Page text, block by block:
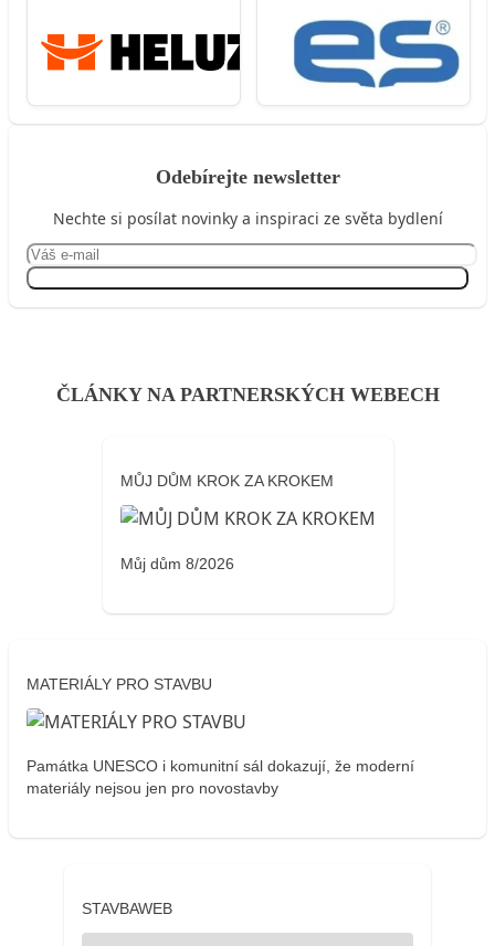
Odebírejte newsletter
Nechte si posílat novinky a inspiraci ze světa bydlení
ČLÁNKY NA PARTNERSKÝCH WEBECH
MŮJ DŮM KROK ZA KROKEM
Můj dům 8/2026
MATERIÁLY PRO STAVBU
Památka UNESCO i komunitní sál dokazují, že moderní
materiály nejsou jen pro novostavby
STAVBAWEB